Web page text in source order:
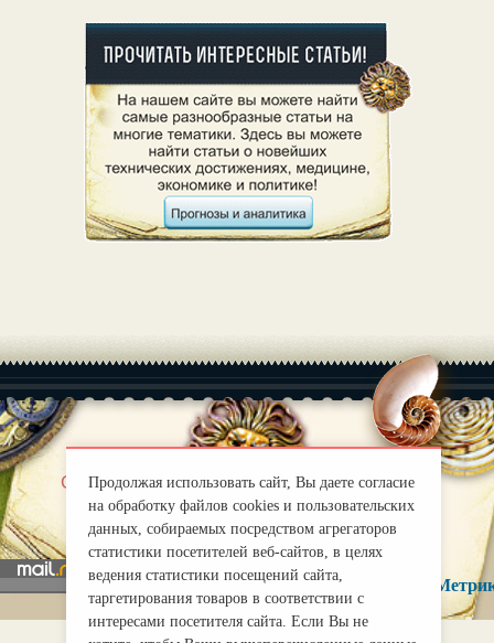
О нас |
Правила
mirprognoz@mail.ru
Продолжая использовать сайт, Вы даете согласие
на обработку файлов cookies и пользовательских
данных, собираемых посредством агрегаторов
статистики посетителей веб-сайтов, в целях
ведения статистики посещений сайта,
таргетирования товаров в соответствии с
интересами посетителя сайта. Если Вы не